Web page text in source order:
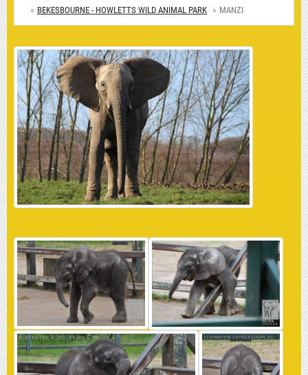
BEKESBOURNE - HOWLETTS WILD ANIMAL PARK
MANZI